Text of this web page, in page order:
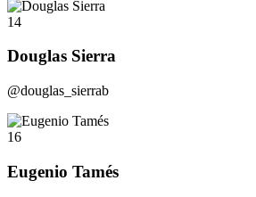
14
Douglas Sierra
@douglas_sierrab
16
Eugenio Tamés